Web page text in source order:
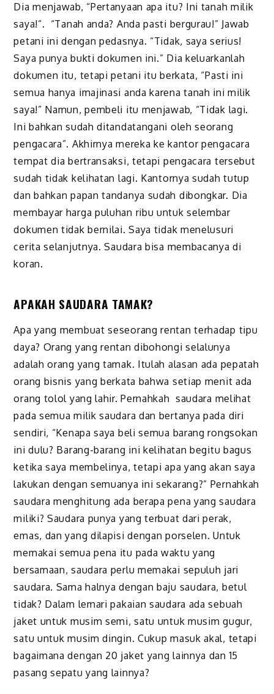
Dia menjawab, “Pertanyaan apa itu? Ini tanah milik
saya!”. “Tanah anda? Anda pasti bergurau!” Jawab
petani ini dengan pedasnya. “Tidak, saya serius!
Saya punya bukti dokumen ini.” Dia keluarkanlah
dokumen itu, tetapi petani itu berkata, “Pasti ini
semua hanya imajinasi anda karena tanah ini milik
saya!” Namun, pembeli itu menjawab, “Tidak lagi.
Ini bahkan sudah ditandatangani oleh seorang
pengacara”. Akhirnya mereka ke kantor pengacara
tempat dia bertransaksi, tetapi pengacara tersebut
sudah tidak kelihatan lagi. Kantornya sudah tutup
dan bahkan papan tandanya sudah dibongkar. Dia
membayar harga puluhan ribu untuk selembar
dokumen tidak bernilai. Saya tidak menelusuri
cerita selanjutnya. Saudara bisa membacanya di
koran.
APAKAH SAUDARA TAMAK?
Apa yang membuat seseorang rentan terhadap tipu
daya? Orang yang rentan dibohongi selalunya
adalah orang yang tamak. Itulah alasan ada pepatah
orang bisnis yang berkata bahwa setiap menit ada
orang tolol yang lahir. Pernahkah saudara melihat
pada semua milik saudara dan bertanya pada diri
sendiri, “Kenapa saya beli semua barang rongsokan
ini dulu? Barang-barang ini kelihatan begitu bagus
ketika saya membelinya, tetapi apa yang akan saya
lakukan dengan semuanya ini sekarang?” Pernahkah
saudara menghitung ada berapa pena yang saudara
miliki? Saudara punya yang terbuat dari perak,
emas, dan yang dilapisi dengan porselen. Untuk
memakai semua pena itu pada waktu yang
bersamaan, saudara perlu memakai sepuluh jari
saudara. Sama halnya dengan baju saudara, betul
tidak? Dalam lemari pakaian saudara ada sebuah
jaket untuk musim semi, satu untuk musim gugur,
satu untuk musim dingin. Cukup masuk akal, tetapi
bagaimana dengan 20 jaket yang lainnya dan 15
pasang sepatu yang lainnya?